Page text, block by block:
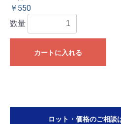
￥550
数量
カートに入れる
ロット・価格のご相談